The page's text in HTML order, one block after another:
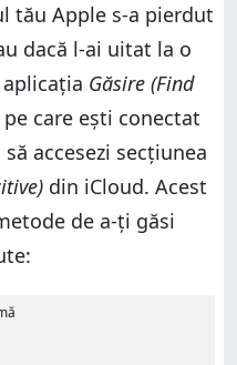
tău Apple s-a pierdut
dacă l-ai uitat la o
Găsire (Find
care ești conectat
accesezi secțiunea
din iCloud. Acest
de a-ți găsi